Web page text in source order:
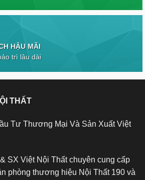
HẬU MÃI
trì lâu dài
THẤT
Tư Thương Mại Và Sản Xuất Việt
SX Việt Nội Thất chuyên cung cấp
phòng thương hiệu Nội Thất 190 và